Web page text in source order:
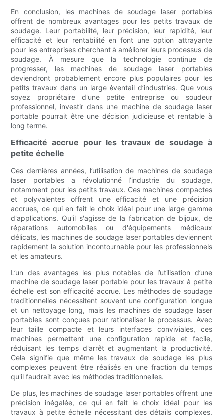
En conclusion, les machines de soudage laser portables
offrent de nombreux avantages pour les petits travaux de
soudage. Leur portabilité, leur précision, leur rapidité, leur
efficacité et leur rentabilité en font une option attrayante
pour les entreprises cherchant à améliorer leurs processus de
soudage. À mesure que la technologie continue de
progresser, les machines de soudage laser portables
deviendront probablement encore plus populaires pour les
petits travaux dans un large éventail d’industries. Que vous
soyez propriétaire d'une petite entreprise ou soudeur
professionnel, investir dans une machine de soudage laser
portable pourrait être une décision judicieuse et rentable à
long terme.
Efficacité accrue pour les travaux de soudage à
petite échelle
Ces dernières années, l’utilisation de machines de soudage
laser portables a révolutionné l’industrie du soudage,
notamment pour les petits travaux. Ces machines compactes
et polyvalentes offrent une efficacité et une précision
accrues, ce qui en fait le choix idéal pour une large gamme
d'applications. Qu'il s'agisse de la fabrication de bijoux, de
réparations automobiles ou d'équipements médicaux
délicats, les machines de soudage laser portables deviennent
rapidement la solution incontournable pour les professionnels
et les amateurs.
L’un des avantages les plus notables de l’utilisation d’une
machine de soudage laser portable pour les travaux à petite
échelle est son efficacité accrue. Les méthodes de soudage
traditionnelles nécessitent souvent une configuration longue
et un nettoyage long, mais les machines de soudage laser
portables sont conçues pour rationaliser le processus. Avec
leur taille compacte et leurs interfaces conviviales, ces
machines permettent une configuration rapide et facile,
réduisant les temps d'arrêt et augmentant la productivité.
Cela signifie que même les travaux de soudage les plus
complexes peuvent être réalisés en une fraction du temps
qu'il faudrait avec les méthodes traditionnelles.
De plus, les machines de soudage laser portables offrent une
précision inégalée, ce qui en fait le choix idéal pour les
travaux à petite échelle nécessitant des détails complexes.